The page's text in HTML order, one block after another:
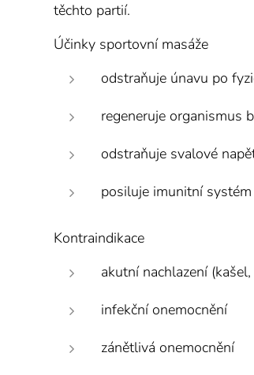
těchto partií.
Účinky sportovní masáže
odstraňuje únavu po
regeneruje organismus
odstraňuje svalové
posiluje imunitní systém
Kontraindikace
akutní nachlazení
infekční onemocnění
zánětlivá onemocnění